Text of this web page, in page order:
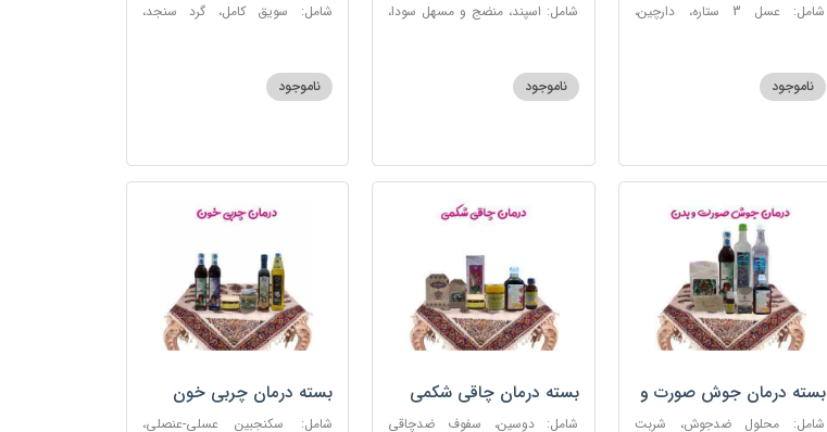
شامل: عسل 3 ستاره، دارچین،
گل، حب تقویت حافظه
ناموجود
شامل: اسپند، منضج و مسهل سودا،
ناموجود
شامل: سویق کامل، گرد سنجد،
ناموجود
بسته درمان جوش صورت و
بدن
شامل: محلول ضدجوش، شربت
بسته درمان چاقی شکمی
شامل: دوسین، سفوف ضدچاقی
بسته درمان چربی خون
شامل: سکنجبین عسلی-عنصلی،